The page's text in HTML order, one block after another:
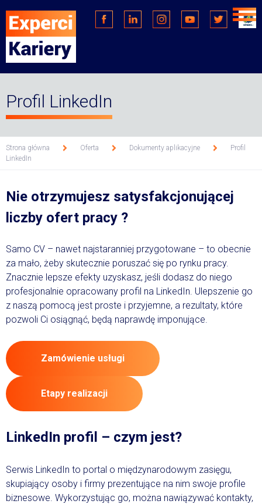
Profil LinkedIn
Strona główna
Oferta
Dokumenty aplikacyjne
Profil
LinkedIn
Nie otrzymujesz satysfakcjonującej
liczby ofert pracy ?
Samo CV – nawet najstaranniej przygotowane – to obecnie
za mało, żeby skutecznie poruszać się po rynku pracy.
Znacznie lepsze efekty uzyskasz, jeśli dodasz do niego
profesjonalnie opracowany profil na LinkedIn. Ulepszenie go
z naszą pomocą jest proste i przyjemne, a rezultaty, które
pozwoli Ci osiągnąć, będą naprawdę imponujące.
Zamówienie usługi
Etapy realizacji
LinkedIn profil – czym jest?
Serwis LinkedIn to portal o międzynarodowym zasięgu,
skupiający osoby i firmy prezentujące na nim swoje profile
biznesowe. Wykorzystując go, można nawiązywać kontakty,